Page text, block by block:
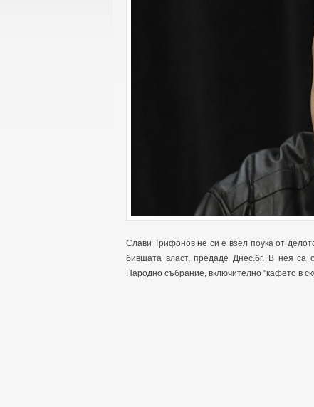
Слави Трифонов не си е взел поука от
бившата власт, предаде Днес.бг. В нея са
Народно събрание, включително "кафето в